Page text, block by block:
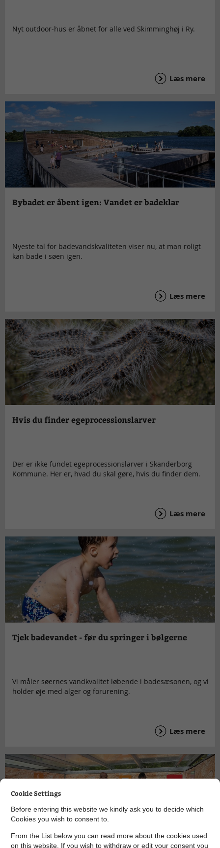
Nyt outdoor-hus er åbnet for alle ved Skimminghøj i Ry.
Læs mere
Bybadet er åbent igen: Vandet er badeklar
Nyeste tal for badevandskvaliteten viser nu, at man roligt
kan bade i søen igen.
Læs mere
Hvis du finder egeprocessionslarver
Der er ikke fundet egeprocessionslarver i Skanderborg
Kommune. Her er, hvad du skal gøre, hvis du finder dem.
Læs mere
Tjek badevandet - før du springer i bølgerne
Vi måler søernes vandkvalitet løbende i badesæsonen, og vi
holder øje med alger og forurening.
Læs mere
Cookie Settings
Before entering this website we kindly ask you to decide which
Cookies you wish to consent to.
From the List below you can read more about the cookies used
on this website. If you wish to withdraw or edit your consent you